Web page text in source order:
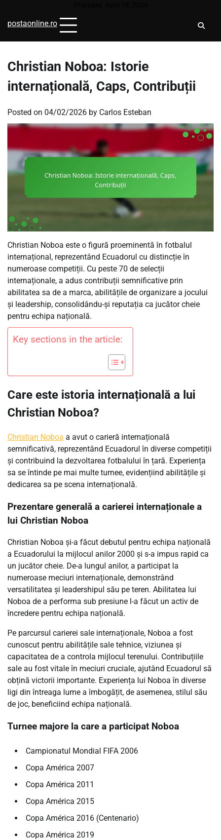
content
postaonline.ro
Christian Noboa: Istorie
internațională, Caps, Contribuții
Posted on 04/02/2026 by Carlos Esteban
Christian Noboa este o figură proeminentă în fotbalul
internațional, reprezentând Ecuadorul cu distincție în
numeroase competiții. Cu peste 70 de selecții
internaționale, a adus contribuții semnificative prin
abilitatea sa de a marca, abilitățile de organizare a jocului
și leadership, consolidându-și reputația ca jucător cheie
pentru echipa națională.
Key sections in the article:
Care este istoria internațională a lui
Christian Noboa?
Christian Noboa a avut o carieră internațională
semnificativă, reprezentând Ecuadorul în diverse competiții
și contribuind la dezvoltarea fotbalului în țară. Experiența
sa se întinde pe mai multe turnee, evidențiind abilitățile și
dedicarea sa pe scena internațională.
Prezentare generală a carierei internaționale a
lui Christian Noboa
Christian Noboa și-a făcut debutul pentru echipa națională
a Ecuadorului la mijlocul anilor 2000 și s-a impus rapid ca
un jucător cheie. De-a lungul anilor, a participat la
numeroase meciuri internaționale, demonstrând
versatilitatea și leadershipul său pe teren. Abilitatea lui
Noboa de a performa sub presiune l-a făcut un activ de
încredere pentru echipa națională.
Pe parcursul carierei sale internaționale, Noboa a fost
cunoscut pentru abilitățile sale tehnice, viziunea și
capacitatea de a controla mijlocul terenului. Contribuțiile
sale au fost vitale în meciuri cruciale, ajutând Ecuadorul să
obțină victorii importante. Experiența lui Noboa în diverse
ligi din întreaga lume a îmbogățit, de asemenea, stilul său
de joc, beneficiind echipa națională.
Turnee majore la care a participat Noboa
Campionatul Mondial FIFA 2006
Copa América 2007
Copa América 2011
Copa América 2015
Copa América 2016 (Centenario)
Copa América 2019